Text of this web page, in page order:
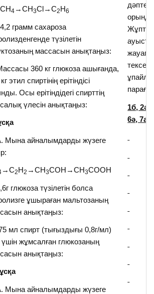
4 →CH3Cl→C2H6
грамм сахароза
түзілетін
массасын анықтаңыз:
360 кг глюкоза ашығанда,
этил спиртінің ерітіндісі
Осы ерітіндідегі спирттің
үлесін анықтаңыз:
Мына айналымдарды жүзеге
→C2H2 →CH3COH→CH3COOH
глюкоза түзілетін болса
ұшыраған мальтозаның
анықтаңыз:
мл спирт (тығыздығы 0,8г/мл)
жұмсалған глюкозаның
анықтаңыз:
Мына айналымдарды жүзеге
1б, 2ә,
6ә, 7а,